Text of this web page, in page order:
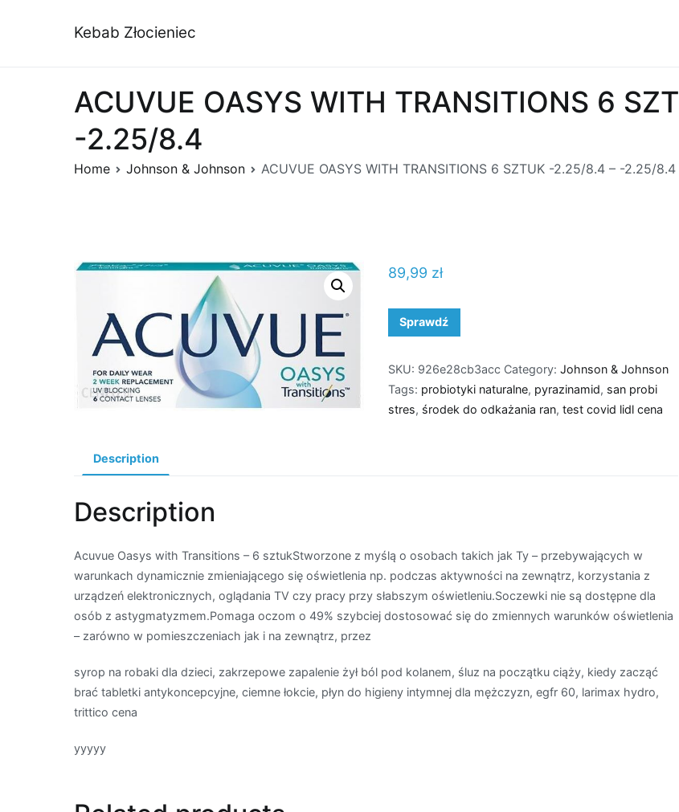
Kebab Złocieniec
ACUVUE OASYS WITH TRANSITIONS 6
-2.25/8.4
Home Johnson & Johnson ACUVUE OASYS WITH TRANSITIONS 6 SZTUK -2.25/8.4 – -2.25/8.4
89,99 zł
Sprawdź
SKU: 926e28cb3acc Category:Johnson & Johnson
Tags: probiotyki naturalne, pyrazinamid, san probi
stres, środek do odkażania ran,test covid lidl cena
Description
Description
Acuvue Oasys with Transitions – 6 sztukStworzone z myślą o osobach takich jak Ty – przebywających w
warunkach dynamicznie zmieniającego się oświetlenia np. podczas aktywności na zewnątrz, korzystania z
urządzeń elektronicznych, oglądania TV czy pracy przy słabszym oświetleniu.Soczewki nie są dostępne dla
osób z astygmatyzmem.Pomaga oczom o 49% szybciej dostosować się do zmiennych warunków oświetlenia
– zarówno w pomieszczeniach jak i na zewnątrz, przez
syrop na robaki dla dzieci, zakrzepowe zapalenie żył ból pod kolanem, śluz na początku ciąży, kiedy zacząć
brać tabletki antykoncepcyjne, ciemne łokcie, płyn do higieny intymnej dla mężczyzn, egfr 60, larimax hydro,
trittico cena
yyyyy